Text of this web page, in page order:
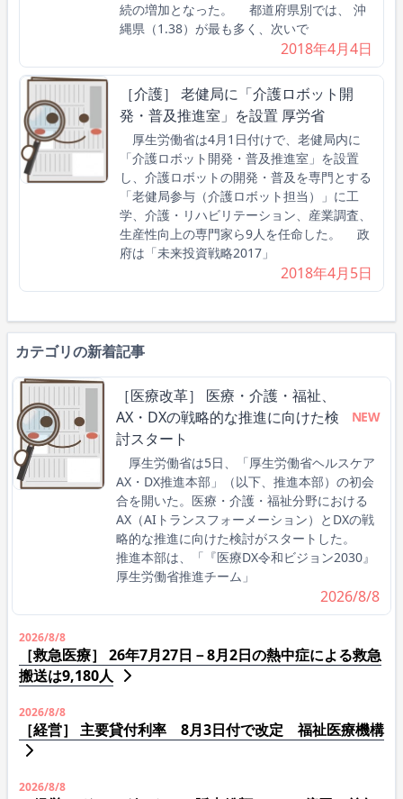
続の増加となった。 都道府県別では、 沖
縄県（1.38）が最も多く、次いで
2018年4月4日
［介護］ 老健局に「介護ロボット開
発・普及推進室」を設置 厚労省
厚生労働省は4月1日付けで、老健局内に
「介護ロボット開発・普及推進室」を設置
し、介護ロボットの開発・普及を専門とする
「老健局参与（介護ロボット担当）」に工
学、介護・リハビリテーション、産業調査、
生産性向上の専門家ら9人を任命した。 政
府は「未来投資戦略2017」
2018年4月5日
カテゴリの新着記事
［医療改革］ 医療・介護・福祉、
AX・DXの戦略的な推進に向けた検
討スタート
NEW
厚生労働省は5日、「厚生労働省ヘルスケア
AX・DX推進本部」（以下、推進本部）の初会
合を開いた。医療・介護・福祉分野における
AX（AIトランスフォーメーション）とDXの戦
略的な推進に向けた検討がスタートした。
推進本部は、「『医療DX令和ビジョン2030』
厚生労働省推進チーム」
2026/8/8
2026/8/8
［救急医療］ 26年7月27日－8月2日の熱中症による救急
搬送は9,180人
2026/8/8
［経営］ 主要貸付利率 8月3日付で改定 福祉医療機構
2026/8/8